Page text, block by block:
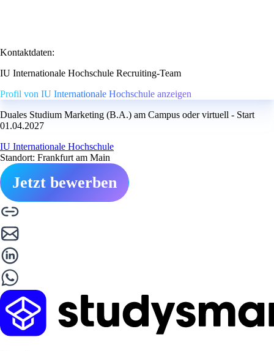
Kontaktdaten:
IU Internationale Hochschule Recruiting-Team
Profil von IU Internationale Hochschule anzeigen
Duales Studium Marketing (B.A.) am Campus oder virtuell - Start
01.04.2027
IU Internationale Hochschule
Standort: Frankfurt am Main
Jetzt bewerben